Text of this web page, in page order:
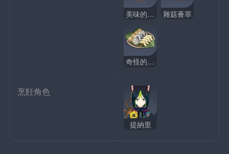
美味的雜菇薈萃 雜菇薈萃
奇怪的雜菇薈萃
烹飪角色
提納里